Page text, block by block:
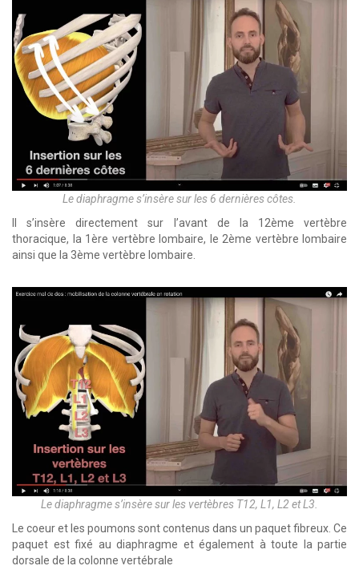
Le diaphragme s’insère sur les 6 dernières côtes.
Il s’insère directement sur l’avant de la 12ème vertèbre
thoracique, la 1ère vertèbre lombaire, le 2ème vertèbre lombaire
ainsi que la 3ème vertèbre lombaire.
Le diaphragme s’insère sur les vertèbres T12, L1, L2 et L3.
Le coeur et les poumons sont contenus dans un paquet fibreux. Ce
paquet est fixé au diaphragme et également à toute la partie
dorsale de la colonne vertébrale